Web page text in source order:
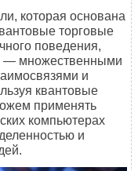
которая основана
торговые
поведения,
— множественными
и
квантовые
применять
компьютерах
и